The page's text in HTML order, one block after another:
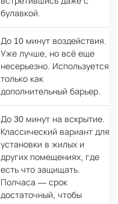
булавкой.
До 10 минут воздействия.
Уже лучше, но всё еще
несерьезно. Используется
только как
дополнительный барьер.
До 30 минут на вскрытие.
Классический вариант для
установки в жилых и
других помещениях, где
есть что защищать.
Полчаса — срок
достаточный, чтобы